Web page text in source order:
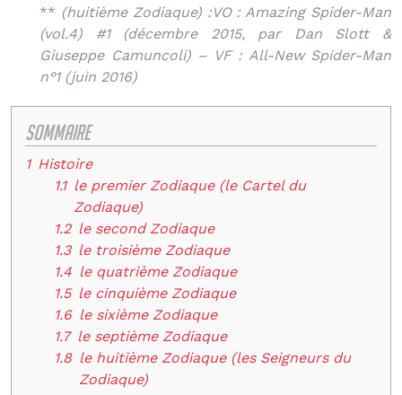
** (huitième Zodiaque) :VO : Amazing Spider-Man
(vol.4) #1 (décembre 2015, par Dan Slott &
Giuseppe Camuncoli) – VF : All-New Spider-Man
n°1 (juin 2016)
Sommaire
1 Histoire
1.1 le premier Zodiaque (le Cartel du
Zodiaque)
1.2 le second Zodiaque
1.3 le troisième Zodiaque
1.4 le quatrième Zodiaque
1.5 le cinquième Zodiaque
1.6 le sixième Zodiaque
1.7 le septième Zodiaque
1.8 le huitième Zodiaque (les Seigneurs du
Zodiaque)